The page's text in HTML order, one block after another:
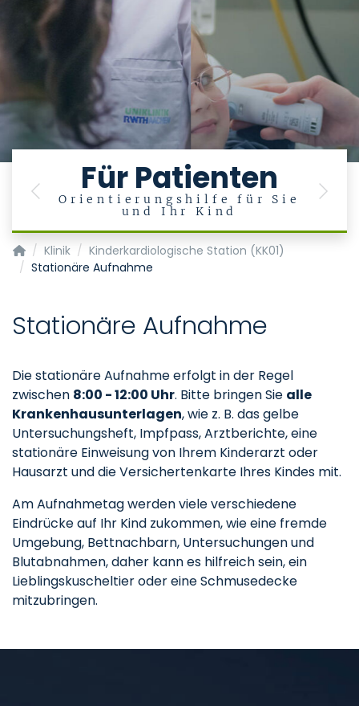
Für Patienten
Orientierungshilfe für Sie
und Ihr Kind
Previous Next
Klinik für Kinderkardiologie
Klinik
Kinderkardiologische Station (KK01)
Stationäre Aufnahme
Stationäre Aufnahme
Die stationäre Aufnahme erfolgt in der Regel
zwischen 8:00 - 12:00 Uhr. Bitte bringen Sie alle
Krankenhausunterlagen, wie z. B. das gelbe
Untersuchungsheft, Impfpass, Arztberichte, eine
stationäre Einweisung von Ihrem Kinderarzt oder
Hausarzt und die Versichertenkarte Ihres Kindes mit.
Am Aufnahmetag werden viele verschiedene
Eindrücke auf Ihr Kind zukommen, wie eine fremde
Umgebung, Bettnachbarn, Untersuchungen und
Blutabnahmen, daher kann es hilfreich sein, ein
Lieblingskuscheltier oder eine Schmusedecke
mitzubringen.